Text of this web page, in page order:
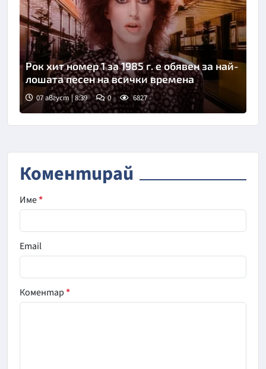
Рок хит номер 1 за 1985 г. е обявен за най-
лошата песен на всички времена
07 август | 8:39 0 6827
Коментирай
Име*
Email
Коментар*